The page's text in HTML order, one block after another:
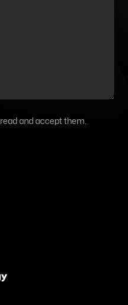
read and accept them.